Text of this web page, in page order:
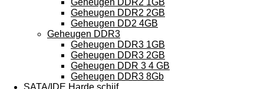
Geheugen DDR2 1GB
Geheugen DDR2 2GB
Geheugen DD2 4GB
Geheugen DDR3
Geheugen DDR3 1GB
Geheugen DDR3 2GB
Geheugen DDR 3 4 GB
Geheugen DDR3 8Gb
SATA/IDE Harde schijf